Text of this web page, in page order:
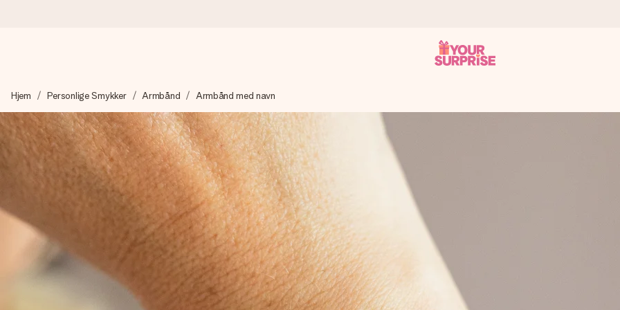
Vi laver din gave med omhu og sender den lynhurtigt – så du kan give den på det helt rette tidspunkt, når den betyder allermest.
4,7 (baseret på +15.000 anmeldelser)
Vores gaver inspirerer. Kunderne giver os 4,7 på Google Reviews.
Gratis kort med hilsen
Lav noget særligt i blot få trin – med hendes navn, et billede af dig eller en besked, der går lige i hendes hjerte. Intet besvær
Hjem Personlige Smykker Armbånd Armbånd med navn